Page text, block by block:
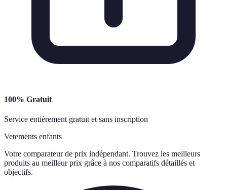
100% Gratuit
Service entièrement gratuit et sans inscription
Vetements enfants
Votre comparateur de prix indépendant. Trouvez les meilleurs
produits au meilleur prix grâce à nos comparatifs détaillés et
objectifs.